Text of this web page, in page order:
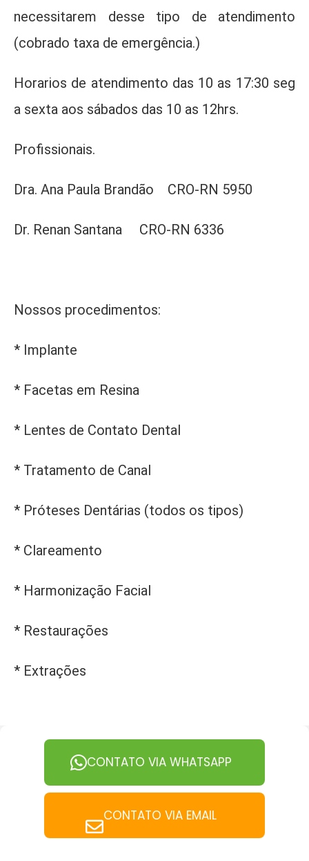
necessitarem desse tipo de atendimento
(cobrado taxa de emergência.)
Horarios de atendimento das 10 as 17:30 seg
a sexta aos sábados das 10 as 12hrs.
Profissionais.
Dra. Ana Paula Brandão CRO-RN 5950
Dr. Renan Santana CRO-RN 6336
Nossos procedimentos:
* Implante
* Facetas em Resina
* Lentes de Contato Dental
* Tratamento de Canal
* Próteses Dentárias (todos os tipos)
* Clareamento
* Harmonização Facial
* Restaurações
* Extrações
CONTATO VIA WHATSAPP
CONTATO VIA EMAIL